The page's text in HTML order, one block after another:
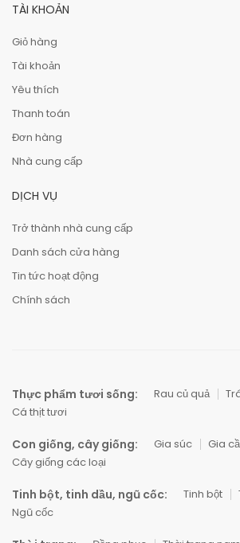
TÀI KHOẢN
Giỏ hàng
Tài khoản
Yêu thích
Thanh toán
Đơn hàng
Nhà cung cấp
DỊCH VỤ
Trở thành nhà cung cấp
Danh sách cửa hàng
Tin tức hoạt động
Chính sách
Thực phẩm tươi sống: Rau củ quả
Cá thịt tươi
Con giống, cây giống: Gia súc Gia
Cây giống các loại
Tinh bột, tinh dầu, ngũ cốc: Tinh bột
Ngũ cốc